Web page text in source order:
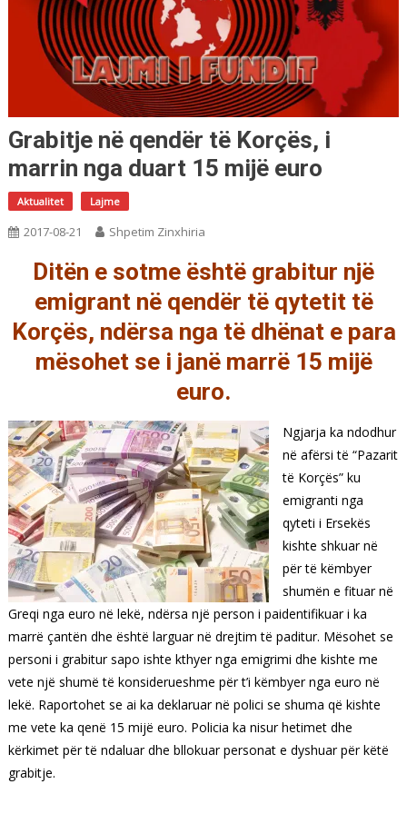
Grabitje në qendër të Korçës, i
marrin nga duart 15 mijë euro
Aktualitet Lajme
2017-08-21 Shpetim Zinxhiria
Ditën e sotme është grabitur një
emigrant në qendër të qytetit të
Korçës, ndërsa nga të dhënat e para
mësohet se i janë marrë 15 mijë
euro.
Ngjarja ka ndodhur
në afërsi të “Pazarit
të Korçës” ku
emigranti nga
qyteti i Ersekës
kishte shkuar në
për të këmbyer
shumën e fituar në
Greqi nga euro në lekë, ndërsa një person i paidentifikuar i ka
marrë çantën dhe është larguar në drejtim të paditur. Mësohet se
personi i grabitur sapo ishte kthyer nga emigrimi dhe kishte me
vete një shumë të konsiderueshme për t’i këmbyer nga euro në
lekë. Raportohet se ai ka deklaruar në polici se shuma që kishte
me vete ka qenë 15 mijë euro. Policia ka nisur hetimet dhe
kërkimet për të ndaluar dhe bllokuar personat e dyshuar për këtë
grabitje.